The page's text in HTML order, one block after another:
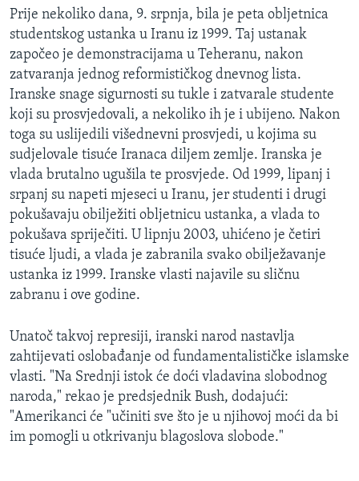
Prije nekoliko dana, 9. srpnja, bila je peta obljetnica
studentskog ustanka u Iranu iz 1999. Taj ustanak
započeo je demonstracijama u Teheranu, nakon
zatvaranja jednog reformističkog dnevnog lista.
Iranske snage sigurnosti su tukle i zatvarale studente
koji su prosvjedovali, a nekoliko ih je i ubijeno. Nakon
toga su uslijedili višednevni prosvjedi, u kojima su
sudjelovale tisuće Iranaca diljem zemlje. Iranska je
vlada brutalno ugušila te prosvjede. Od 1999, lipanj i
srpanj su napeti mjeseci u Iranu, jer studenti i drugi
pokušavaju obilježiti obljetnicu ustanka, a vlada to
pokušava spriječiti. U lipnju 2003, uhićeno je četiri
tisuće ljudi, a vlada je zabranila svako obilježavanje
ustanka iz 1999. Iranske vlasti najavile su sličnu
zabranu i ove godine.
Unatoč takvoj represiji, iranski narod nastavlja
zahtijevati oslobađanje od fundamentalističke islamske
vlasti. "Na Srednji istok će doći vladavina slobodnog
naroda," rekao je predsjednik Bush, dodajući:
"Amerikanci će "učiniti sve što je u njihovoj moći da bi
im pomogli u otkrivanju blagoslova slobode."